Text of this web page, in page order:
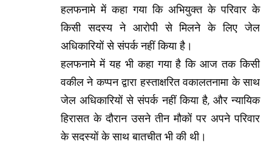
हलफनामे में कहा गया कि अभियुक्त के परिवार के
किसी सदस्य ने आरोपी से मिलने के लिए जेल
अधिकारियों से संपर्क नहीं किया है।
हलफनामे में यह भी कहा गया है कि आज तक किसी
वकील ने कप्पन द्वारा हस्ताक्षरित वकालतनामा के साथ
जेल अधिकारियों से संपर्क नहीं किया है, और न्यायिक
हिरासत के दौरान उसने तीन मौकों पर अपने परिवार
के सदस्यों के साथ बातचीत भी की थी।